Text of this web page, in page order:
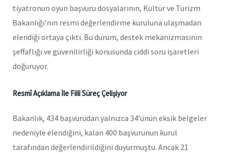
tiyatronun oyun başvuru dosyalarının, Kültür ve Turizm
Bakanlığı’nın resmi değerlendirme kuruluna ulaşmadan
elendiği ortaya çıktı. Bu durum, destek mekanizmasının
şeffaflığı ve güvenilirliği konusunda ciddi soru işaretleri
doğuruyor.
Resmî Açıklama İle Fiili Süreç Çelişiyor
Bakanlık, 434 başvurudan yalnızca 34’ünün eksik belgeler
nedeniyle elendiğini, kalan 400 başvurunun kurul
tarafından değerlendirildiğini duyurmuştu. Ancak 21